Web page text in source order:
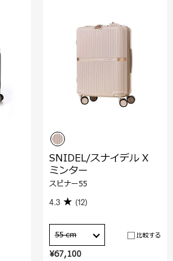
¥67,100
SNIDEL/スナイデル X
ミンター
スピナー55
4.3 (12)
55 cm 比較する